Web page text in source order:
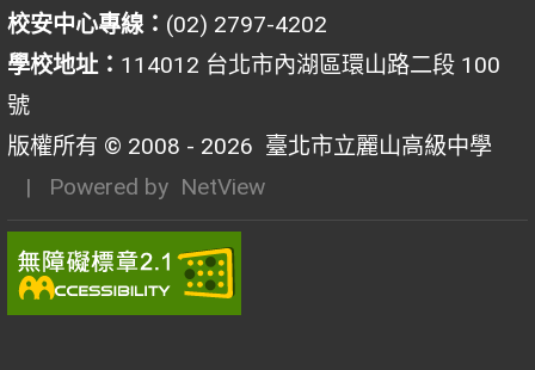
校安中心專線： (02) 2797-4202
學校地址： 114012 台北市內湖區環山路二段 100
號
版權所有 © 2008 - 2026 臺北市立麗山高級中學
| Powered by NetView